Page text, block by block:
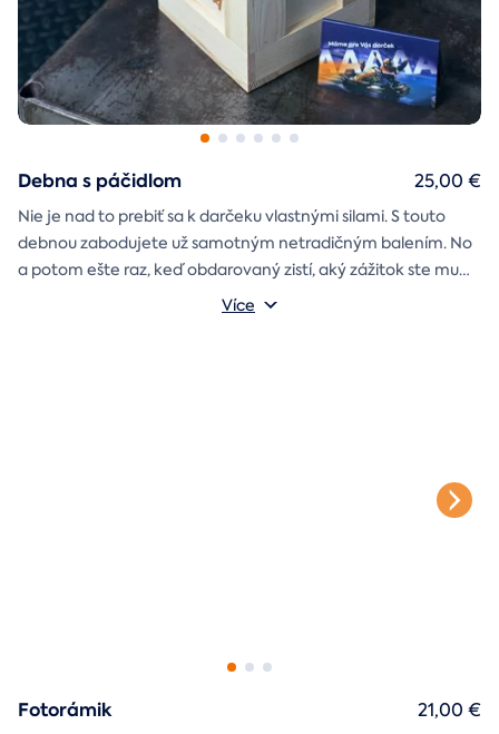
Debna s páčidlom
Nie je nad to prebiť sa k darčeku vlastnými silami. S touto
debnou zabodujete už samotným netradičným balením. No
a potom ešte raz, keď obdarovaný zistí, aký zážitok ste mu
darčekovú skladačku
Vonkajšie rozmery: 20 × 20 × 20 cm
Více
25,00 €
Fotorámik 21,00 €